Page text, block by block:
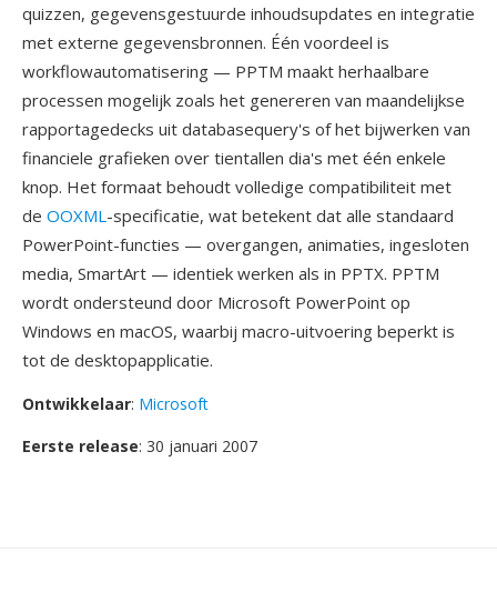
quizzen, gegevensgestuurde inhoudsupdates en integratie
met externe gegevensbronnen. Één voordeel is
workflowautomatisering — PPTM maakt herhaalbare
processen mogelijk zoals het genereren van maandelijkse
rapportagedecks uit databasequery's of het bijwerken van
financiele grafieken over tientallen dia's met één enkele
knop. Het formaat behoudt volledige compatibiliteit met
de OOXML-specificatie, wat betekent dat alle standaard
PowerPoint-functies — overgangen, animaties, ingesloten
media, SmartArt — identiek werken als in PPTX. PPTM
wordt ondersteund door Microsoft PowerPoint op
Windows en macOS, waarbij macro-uitvoering beperkt is
tot de desktopapplicatie.
Ontwikkelaar: Microsoft
Eerste release: 30 januari 2007